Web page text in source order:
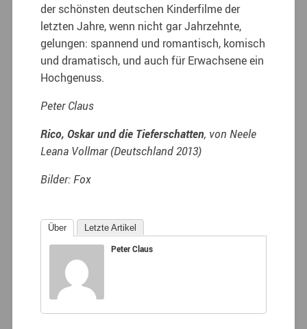
der schönsten deutschen Kinderfilme der
letzten Jahre, wenn nicht gar Jahrzehnte,
gelungen: spannend und romantisch, komisch
und dramatisch, und auch für Erwachsene ein
Hochgenuss.
Peter Claus
Rico, Oskar und die Tieferschatten, von Neele
Leana Vollmar (Deutschland 2013)
Bilder: Fox
Über Letzte Artikel
Peter Claus